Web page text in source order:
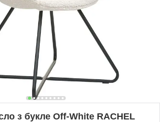
з букле Off-White RACHEL